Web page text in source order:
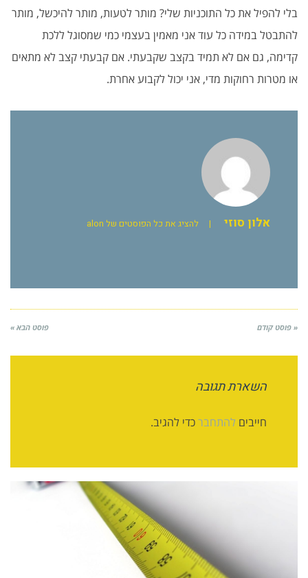
בלי להפיל את כל התוכניות שלי? מותר לטעות, מותר להיכשל, מותר
להתבטל במידה כל עוד אני מאמין בעצמי כמי שמסוגל ללכת
קדימה, גם אם לא תמיד בקצב שקבעתי. אם קבעתי קצב לא מתאים
או מטרות רחוקות מדי, אני יכול לקבוע אחרת.
אלון סוזי | להציג את כל הפוסטים של alon
« פוסט קודם פוסט הבא »
השארת תגובה
חייבים להתחברכדי להגיב.